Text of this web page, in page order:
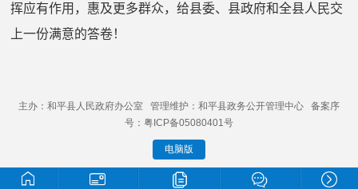
挥应有作用， 惠及更多群众，给县委、县政府和全县人民交
上一份满意的答卷！
主办：和平县人民政府办公室 管理维护：和平县政务公开管理中心 备案序
号：粤ICP备05080401号
电脑版